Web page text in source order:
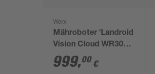
Worx
Mähroboter 'Landroid
Vision Cloud WR308E'
bis 800 m²
999,00 €